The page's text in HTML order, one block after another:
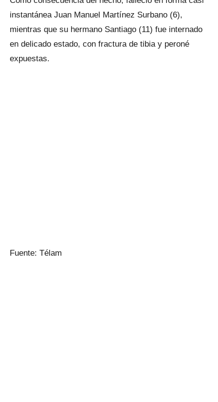
instantánea Juan Manuel Martínez Surbano (6),
mientras que su hermano Santiago (11) fue internado
en delicado estado, con fractura de tibia y peroné
expuestas.
Fuente: Télam